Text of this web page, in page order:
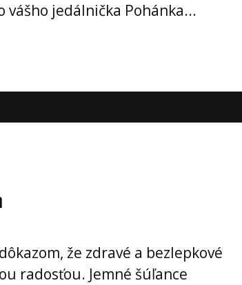
jedálnička Pohánka...
že zdravé a bezlepkové
radosťou. Jemné šúľance